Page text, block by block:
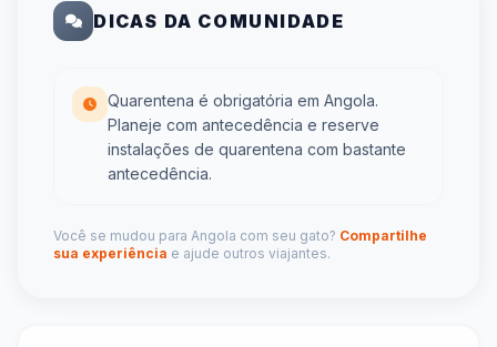
DICAS DA COMUNIDADE
Quarentena é obrigatória em Angola.
Planeje com antecedência e reserve
instalações de quarentena com bastante
antecedência.
Você se mudou para Angola com seu gato? Compartilhe
sua experiência e ajude outros viajantes.